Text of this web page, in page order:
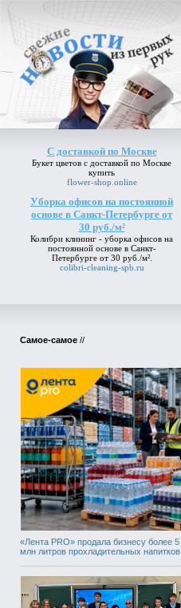
С доставкой по Москве
Букет цветов с доставкой по Москве
купить
flower-shop.online
Уборка офисов на постоянной
основе в Санкт-Петербурге от
30 руб./м²
Колибри клининг - уборка офисов на
постоянной основе в Санкт-
Петербурге от 30 руб./м².
colibri-cleaning-spb.ru
Самое-самое //
«Лента PRO» продала бизнесу более 5
млн литров прохладительных напитков